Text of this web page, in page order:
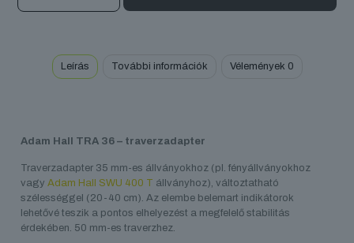
TRA
Leírás További információk Vélemények 0
Adam Hall TRA 36 – traverzadapter
Traverzadapter 35 mm-es állványokhoz (pl. fényállványokhoz
vagyAdam Hall SWU 400 T állványhoz), változtatható
szélességgel (20-40 cm). Az elembe belemart indikátorok
lehetővé teszik a pontos elhelyezést a megfelelő stabilitás
érdekében. 50 mm-es traverzhez.